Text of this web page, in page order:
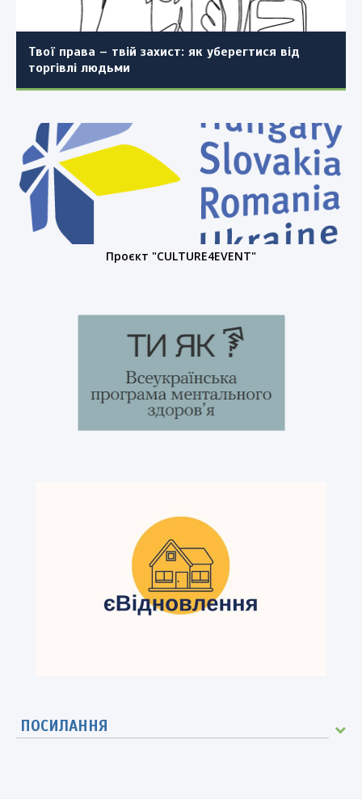
Твої права – твій захист: як уберегтися від
торгівлі людьми
детальним планом території окремих частин
населеного пункту (повторно)
Проєкт "CULTURE4EVENT"
ПОСИЛАННЯ